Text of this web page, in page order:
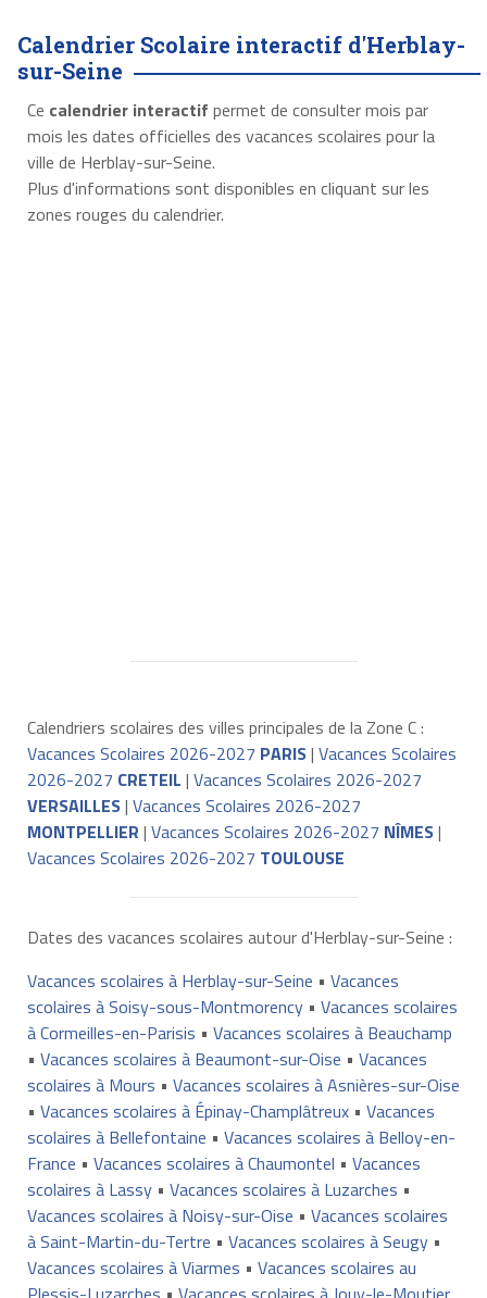
Calendrier Scolaire interactif d'Herblay-
sur-Seine
Ce calendrier interactif permet de consulter mois par
mois les dates officielles des vacances scolaires pour la
ville de Herblay-sur-Seine.
Plus d'informations sont disponibles en cliquant sur les
zones rouges du calendrier.
Calendriers scolaires des villes principales de la Zone C :
Vacances Scolaires 2026-2027 PARIS| Vacances Scolaires
2026-2027 CRETEIL | Vacances Scolaires 2026-2027
VERSAILLES| Vacances Scolaires 2026-2027
MONTPELLIER | Vacances Scolaires 2026-2027 NÎMES|
Vacances Scolaires 2026-2027 TOULOUSE
Dates des vacances scolaires autour d'Herblay-sur-Seine :
Vacances scolaires à Herblay-sur-Seine • Vacances
scolaires à Soisy-sous-Montmorency• Vacances scolaires
à Cormeilles-en-Parisis • Vacances scolaires à Beauchamp
• Vacances scolaires à Beaumont-sur-Oise • Vacances
scolaires à Mours • Vacances scolaires à Asnières-sur-Oise
• Vacances scolaires à Épinay-Champlâtreux• Vacances
scolaires à Bellefontaine • Vacances scolaires à Belloy-en-
France • Vacances scolaires à Chaumontel • Vacances
scolaires à Lassy• Vacances scolaires à Luzarches •
Vacances scolaires à Noisy-sur-Oise • Vacances scolaires
à Saint-Martin-du-Tertre • Vacances scolaires à Seugy•
Vacances scolaires à Viarmes • Vacances scolaires au